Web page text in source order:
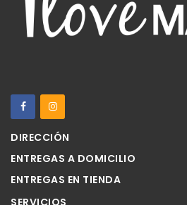
DIRECCIÓN
ENTREGAS A DOMICILIO
ENTREGAS EN TIENDA
SERVICIOS